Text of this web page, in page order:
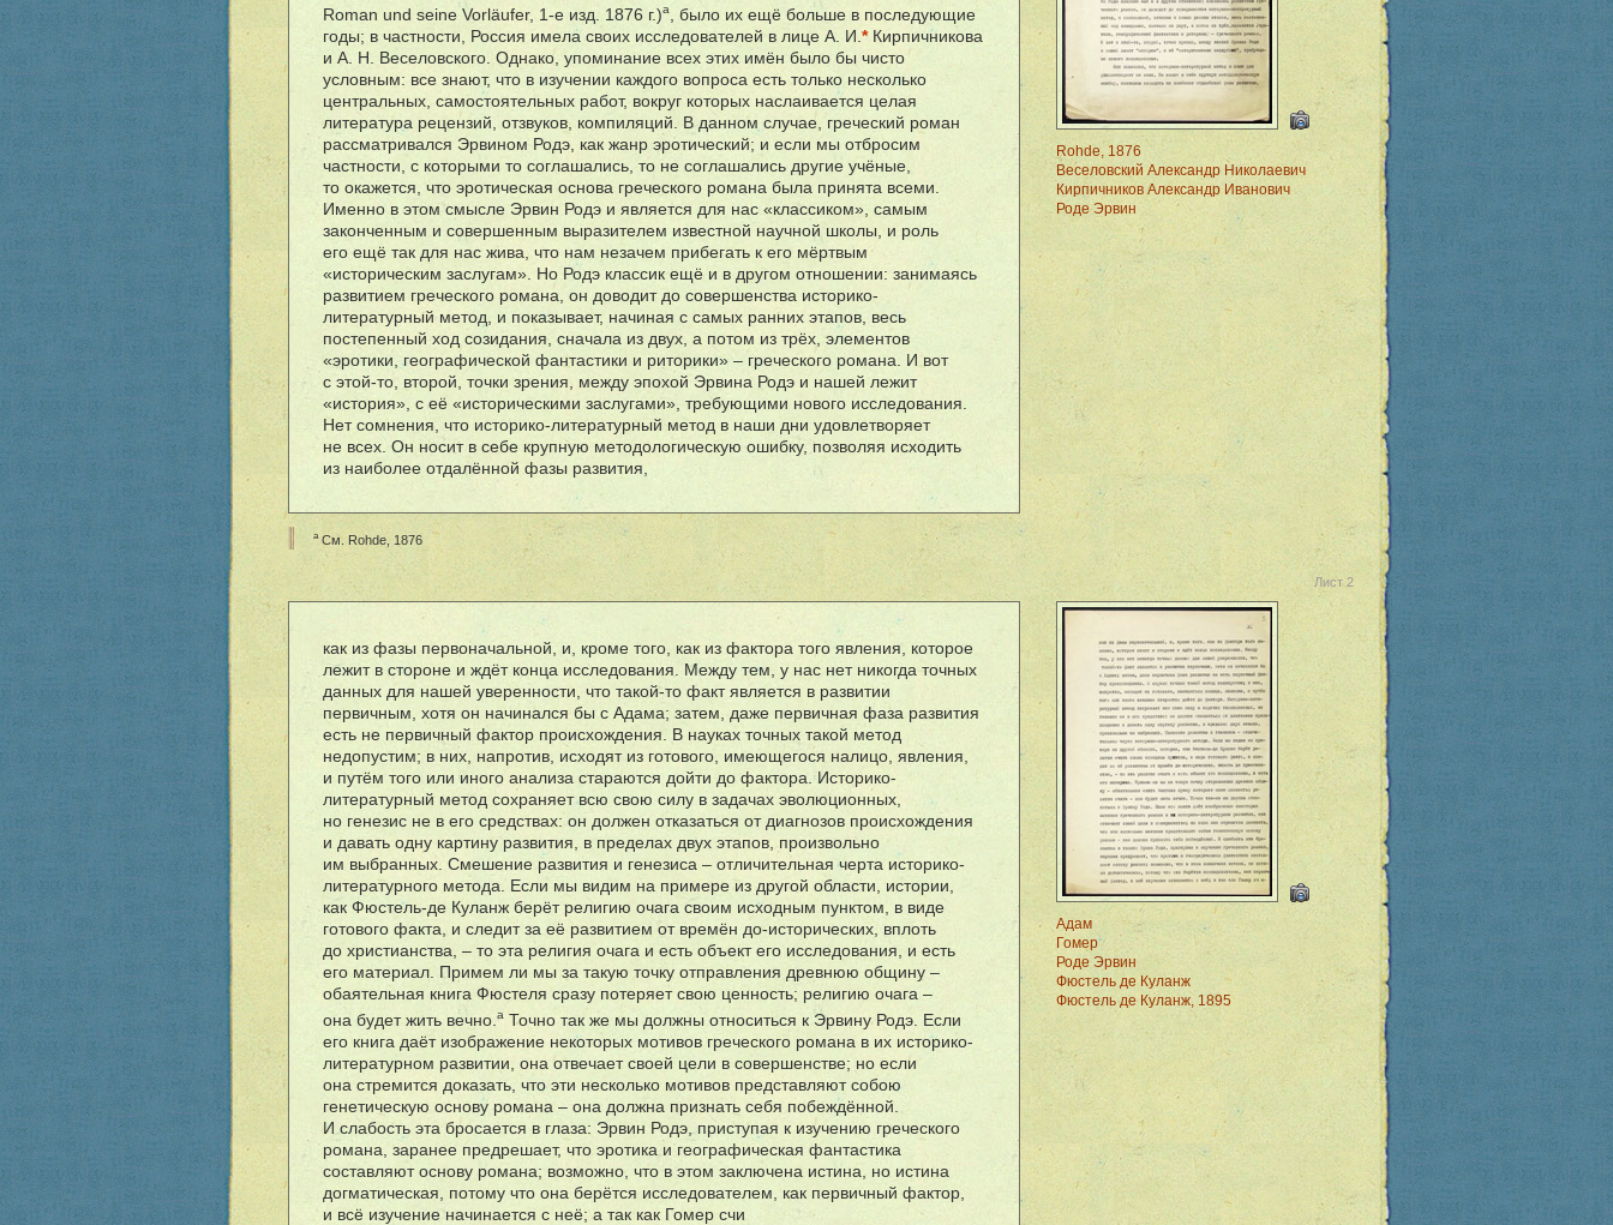
Roman und seine Vorläufer, 1-е изд. 1876 г.)a , было их ещë больше в последующие
годы; в частности, Россия имела своих исследователей в лице А. И.*Кирпичникова
и А. Н. Веселовского. Однако, упоминание всех этих имëн было бы чисто
условным: все знают, что в изучении каждого вопроса есть только несколько
центральных, самостоятельных работ, вокруг которых наслаивается целая
литература рецензий, отзвуков, компиляций. В данном случае, греческий роман
рассматривался Эрвином Родэ, как жанр эротический; и если мы отбросим
частности, с которыми то соглашались, то не соглашались другие учëные,
то окажется, что эротическая основа греческого романа была принята всеми.
Именно в этом смысле Эрвин Родэ и является для нас «классиком», самым
законченным и совершенным выразителем известной научной школы, и роль
его ещë так для нас жива, что нам незачем прибегать к его мëртвым
«историческим заслугам». Но Родэ классик ещë и в другом отношении: занимаясь
развитием греческого романа, он доводит до совершенства историко-
литературный метод, и показывает, начиная с самых ранних этапов, весь
постепенный ход созидания, сначала из двух, а потом из трëх, элементов
«эротики, географической фантастики и риторики» – греческого романа. И вот
с этой-то, второй, точки зрения, между эпохой Эрвина Родэ и нашей лежит
«история», с еë «историческими заслугами», требующими нового исследования.
Нет сомнения, что историко-литературный метод в наши дни удовлетворяет
не всех. Он носит в себе крупную методологическую ошибку, позволяя исходить
из наиболее отдалëнной фазы развития,
aСм. Rohde, 1876
Rohde, 1876
Веселовский Александр Николаевич
Кирпичников Александр Иванович
Роде Эрвин
Лист 2
как из фазы первоначальной, и, кроме того, как из фактора того явления, которое
лежит в стороне и ждëт конца исследования. Между тем, у нас нет никогда точных
данных для нашей уверенности, что такой-то факт является в развитии
первичным, хотя он начинался бы с Адама; затем, даже первичная фаза развития
есть не первичный фактор происхождения. В науках точных такой метод
недопустим; в них, напротив, исходят из готового, имеющегося налицо, явления,
и путëм того или иного анализа стараются дойти до фактора. Историко-
литературный метод сохраняет всю свою силу в задачах эволюционных,
но генезис не в его средствах: он должен отказаться от диагнозов происхождения
и давать одну картину развития, в пределах двух этапов, произвольно
им выбранных. Смешение развития и генезиса – отличительная черта историко-
литературного метода. Если мы видим на примере из другой области, истории,
как Фюстель-де Куланж берëт религию очага своим исходным пунктом, в виде
готового факта, и следит за еë развитием от времëн до-исторических, вплоть
до христианства, – то эта религия очага и есть объект его исследования, и есть
его материал. Примем ли мы за такую точку отправления древнюю общину –
обаятельная книга Фюстеля сразу потеряет свою ценность; религию очага –
она будет жить вечно.a Точно так же мы должны относиться к Эрвину Родэ. Если
его книга даëт изображение некоторых мотивов греческого романа в их историко-
литературном развитии, она отвечает своей цели в совершенстве; но если
она стремится доказать, что эти несколько мотивов представляют собою
генетическую основу романа – она должна признать себя побеждëнной.
И слабость эта бросается в глаза: Эрвин Родэ, приступая к изучению греческого
романа, заранее предрешает, что эротика и географическая фантастика
составляют основу романа; возможно, что в этом заключена истина, но истина
догматическая, потому что она берëтся исследователем, как первичный фактор,
и всë изучение начинается с неë; а так как Гомер счи
Адам
Гомер
Роде Эрвин
Фюстель де Куланж
Фюстель де Куланж, 1895